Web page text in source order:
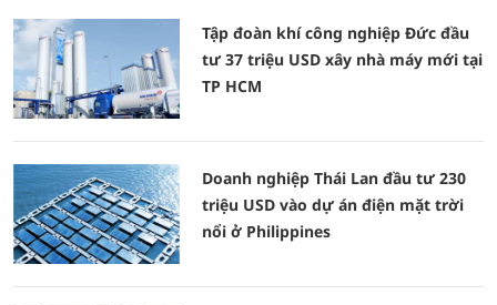
Tập đoàn khí công nghiệp Đức đầu
tư 37 triệu USD xây nhà máy mới tại
TP HCM
Doanh nghiệp Thái Lan đầu tư 230
triệu USD vào dự án điện mặt trời
nổi ở Philippines